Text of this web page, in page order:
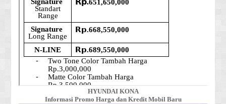
HYUNDAI KONA
Informasi Promo Harga dan Kredit Mobil Baru